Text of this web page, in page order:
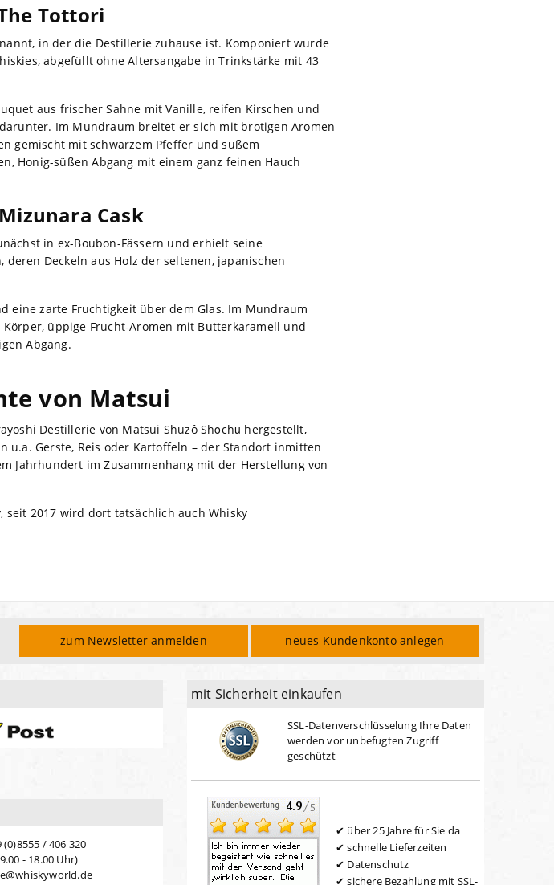
Tottori
in der die Destillerie zuhause ist. Komponiert wurde
abgefüllt ohne Altersangabe in Trinkstärke mit 43
aus frischer Sahne mit Vanille, reifen Kirschen und
Im Mundraum breitet er sich mit brotigen Aromen
gemischt mit schwarzem Pfeffer und süßem
Honig-süßen Abgang mit einem ganz feinen Hauch
Cask
in ex-Boubon-Fässern und erhielt seine
Deckeln aus Holz der seltenen, japanischen
eine zarte Fruchtigkeit über dem Glas. Im Mundraum
üppige Frucht-Aromen mit Butterkaramell und
Abgang.
von Matsui
Destillerie von Matsui Shuzô Shōchū hergestellt,
u.a. Gerste, Reis oder Kartoffeln – der Standort inmitten
Jahrhundert im Zusammenhang mit der Herstellung von
2017 wird dort tatsächlich auch Whisky
zum Newsletter anmelden neues Kundenkonto anlegen
(0)8555 / 406 320
- 18.00 Uhr)
mit Sicherheit einkaufen
SSL-Datenverschlüsselung Ihre Daten
werden vor unbefugten Zugriff
geschützt
über 25 Jahre für Sie da
schnelle Lieferzeiten
Datenschutz
sichere Bezahlung mit SSL-